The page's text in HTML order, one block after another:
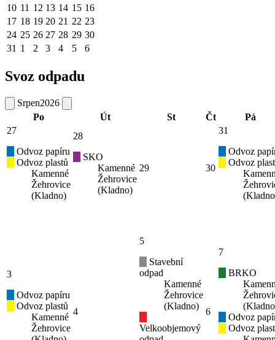
10 11 12 13 14 15 16
17 18 19 20 21 22 23
24 25 26 27 28 29 30
31 1 2 3 4 5 6
Svoz odpadu
Srpen2026
Po
Út St Čt
Pá
27
Odvoz papíru
Odvoz plastů
Kamenné
Žehrovice
(Kladno)
28
SKO
Kamenné
Žehrovice
(Kladno)
29 30
31
Odvoz
Odvoz
3
Odvoz papíru
Odvoz plastů
Kamenné
Žehrovice
4
5
Stavební
odpad
Kamenné
Žehrovice
(Kladno)
Velkoobjemový
6
7
BRKO
Odvoz
Odvoz